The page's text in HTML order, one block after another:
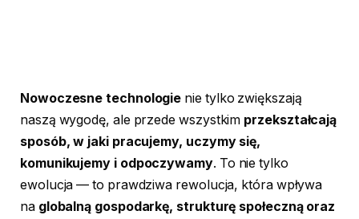
Nowoczesne technologie nie tylko zwiększają
naszą wygodę, ale przede wszystkim przekształcają
sposób, w jaki pracujemy, uczymy się,
komunikujemy i odpoczywamy. To nie tylko
ewolucja — to prawdziwa rewolucja, która wpływa
na globalną gospodarkę, strukturę społeczną oraz